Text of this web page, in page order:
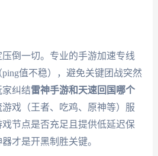
倒一切。专业的手游加速专线
值不稳），避免关键团战突然
纠结雷神手游和天速回国哪个
戏（王者、吃鸡、原神等）服
节点是否充足且提供低延迟保
才是开黑制胜关键。